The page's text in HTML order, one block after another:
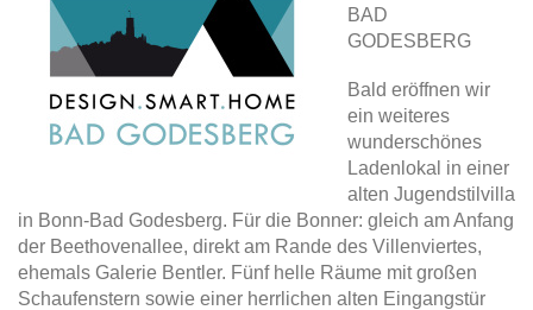
BAD
GODESBERG
Bald eröffnen wir
ein weiteres
wunderschönes
Ladenlokal in einer
alten Jugendstilvilla
in Bonn-Bad Godesberg. Für die Bonner: gleich am Anfang
der Beethovenallee, direkt am Rande des Villenviertes,
ehemals Galerie Bentler. Fünf helle Räume mit großen
Schaufenstern sowie einer herrlichen alten Eingangstür